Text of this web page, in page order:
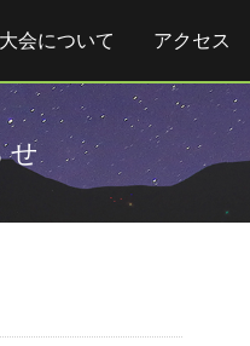
大会について アクセス
せ